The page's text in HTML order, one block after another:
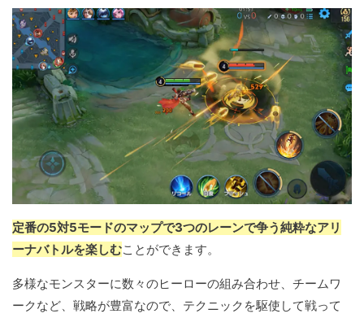
定番の5対5モードのマップで3つのレーンで争う純粋なアリ
ーナバトルを楽しむことができます。
多様なモンスターに数々のヒーローの組み合わせ、チームワ
ークなど、戦略が豊富なので、テクニックを駆使して戦って